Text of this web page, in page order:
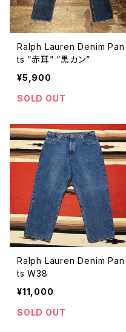
Ralph Lauren Denim Pan
ts “赤耳” “黒カン”
¥5,900
SOLD OUT
Ralph Lauren Denim Pan
ts W38
¥11,000
SOLD OUT